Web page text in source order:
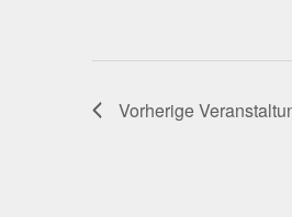
Vorherige